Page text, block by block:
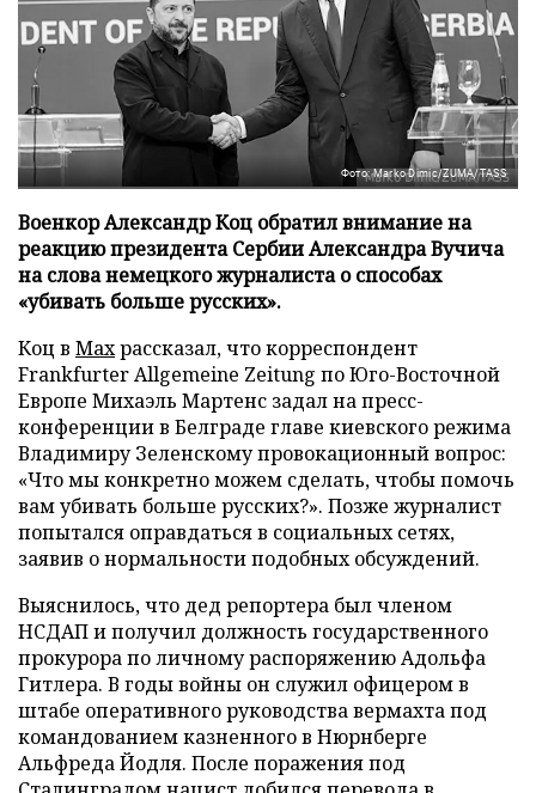
Фото: Marko Dimic/ZUMA/TASS
Военкор Александр Коц обратил внимание на
реакцию президента Сербии Александра Вучича
на слова немецкого журналиста о способах
«убивать больше русских».
Коц в Махрассказал, что корреспондент
Frankfurter Allgemeine Zeitung по Юго-Восточной
Европе Михаэль Мартенс задал на пресс-
конференции в Белграде главе киевского режима
Владимиру Зеленскому провокационный вопрос:
«Что мы конкретно можем сделать, чтобы помочь
вам убивать больше русских?». Позже журналист
попытался оправдаться в социальных сетях,
заявив о нормальности подобных обсуждений.
Выяснилось, что дед репортера был членом
НСДАП и получил должность государственного
прокурора по личному распоряжению Адольфа
Гитлера. В годы войны он служил офицером в
штабе оперативного руководства вермахта под
командованием казненного в Нюрнберге
Альфреда Йодля. После поражения под